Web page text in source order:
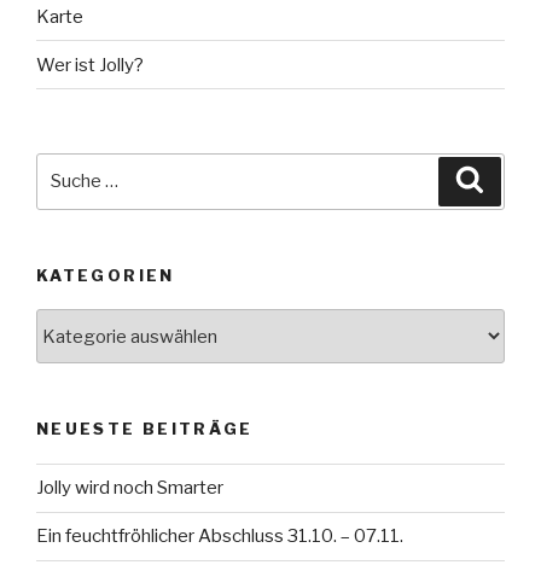
Karte
Wer ist Jolly?
KATEGORIEN
NEUESTE BEITRÄGE
Jolly wird noch Smarter
Ein feuchtfröhlicher Abschluss 31.10. – 07.11.